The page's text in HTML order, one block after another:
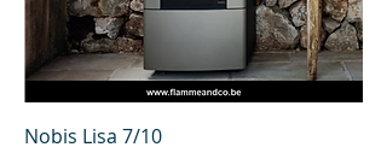
Nobis Lisa 7/10